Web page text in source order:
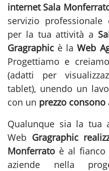
internet Sala
servizio
per la tua attività a
Gragraphic è laWeb
Progettiamo e
(adatti per
tablet), unendo un
con un prezzo consono
Qualunque sia la tua
Web Gragraphic
Monferrato è al fianco
aziende nella